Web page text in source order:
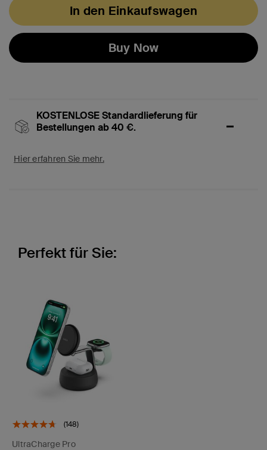
In den Einkaufswagen
Buy Now
KOSTENLOSE Standardlieferung für
Bestellungen ab 40 €.
Hier erfahren Sie mehr.
Perfekt für Sie:
(148)
UltraCharge Pro